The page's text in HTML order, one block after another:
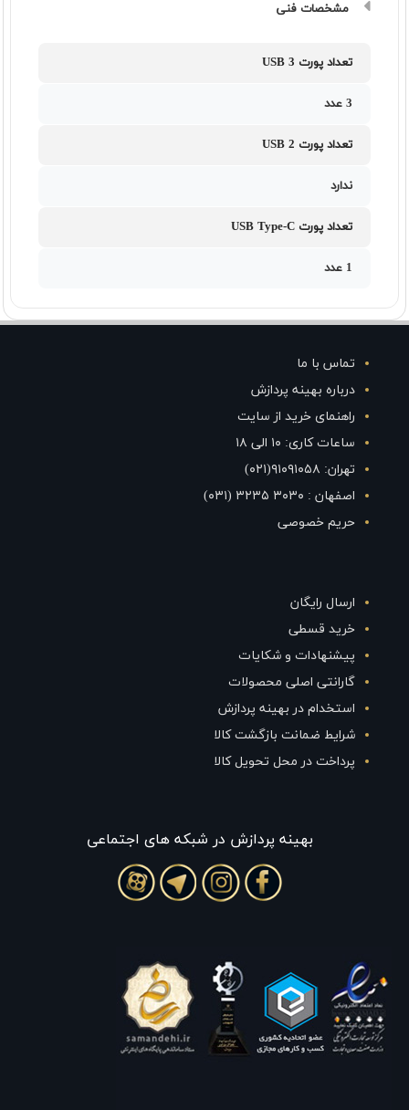
مشخصات فنی
تعداد پورت USB 3
3 عدد
تعداد پورت USB 2
ندارد
تعداد پورت USB Type-C
1 عدد
تماس با ما
درباره بهینه پردازش
راهنمای خرید از سایت
ساعات کاری: ۱۰ الی ۱۸
تهران: ۹۱۰۹۱۰۵۸(۰۲۱)
اصفهان : ۳۰۳۰ ۳۲۳۵ (۰۳۱)
حریم خصوصی
ارسال رایگان
خرید قسطی
پیشنهادات و شکایات
گارانتی اصلی محصولات
استخدام در بهینه پردازش
شرایط ضمانت بازگشت کالا
پرداخت در محل تحویل کالا
بهينه پردازش در شبکه های اجتماعی